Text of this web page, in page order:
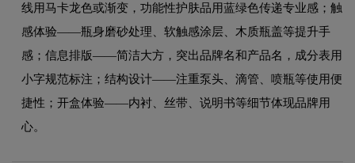
线用马卡龙色或渐变，功能性护肤品用蓝绿色传递专业感；触
感体验——瓶身磨砂处理、软触感涂层、木质瓶盖等提升手
感；信息排版——简洁大方，突出品牌名和产品名，成分表用
小字规范标注；结构设计——注重泵头、滴管、喷瓶等使用便
捷性；开盒体验——内衬、丝带、说明书等细节体现品牌用
心。